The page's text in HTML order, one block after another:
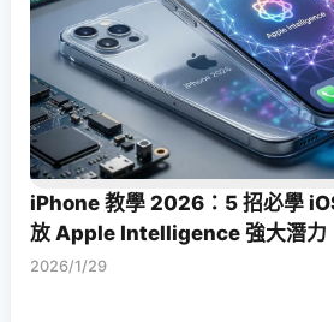
iPhone 教學 2026：5 招必學
放 Apple Intelligence 強大潛力
2026/1/29